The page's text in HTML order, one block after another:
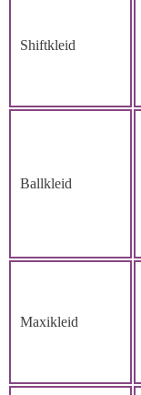
Shiftkleid
Ballkleid
Maxikleid